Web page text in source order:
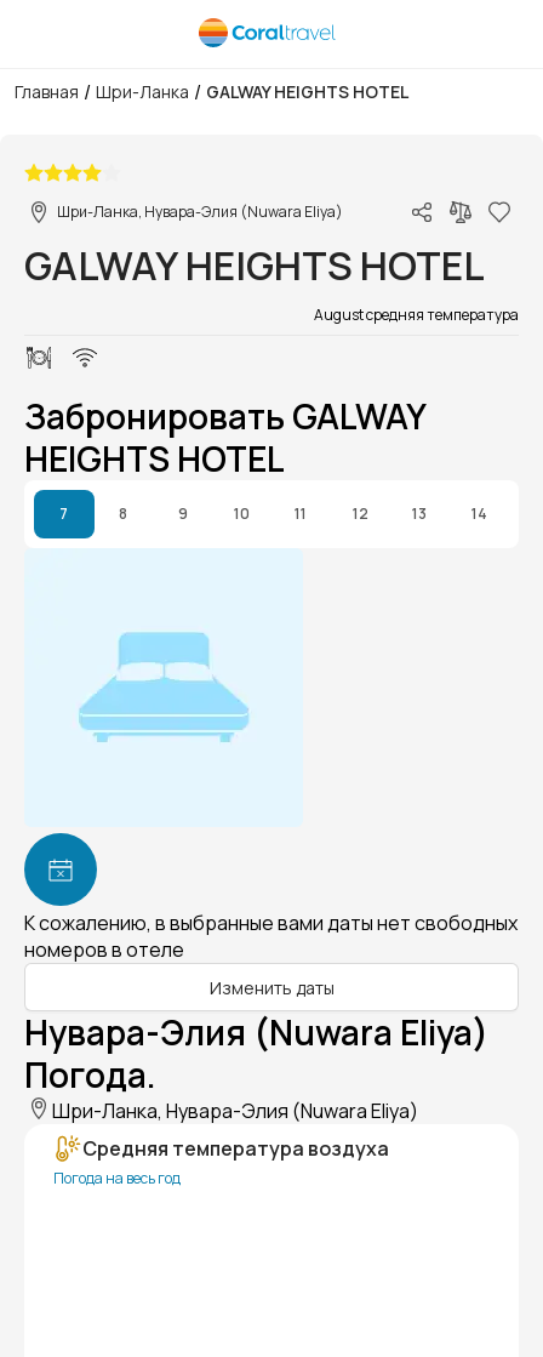
Главная / Шри-Ланка / GALWAY HEIGHTS HOTEL
Шри-Ланка, Нувара-Элия (Nuwara Eliya)
GALWAY HEIGHTS HOTEL
August средняя температура
Забронировать GALWAY
HEIGHTS HOTEL
7 8 9 10 11 12 13 14
К сожалению, в выбранные вами даты нет свободных
номеров в отеле
Изменить даты
Нувара-Элия (Nuwara Eliya)
Погода.
Шри-Ланка, Нувара-Элия (Nuwara Eliya)
Средняя температура воздуха
Погода на весь год